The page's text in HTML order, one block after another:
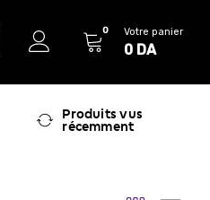
0 Votre panier
0 DA
Produits vus
récemment